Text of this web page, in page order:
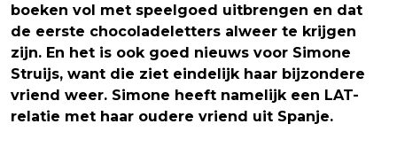
boeken vol met speelgoed uitbrengen en dat
de eerste chocoladeletters alweer te krijgen
zijn. En het is ook goed nieuws voor Simone
Struijs, want die ziet eindelijk haar bijzondere
vriend weer. Simone heeft namelijk een LAT-
relatie met haar oudere vriend uit Spanje.